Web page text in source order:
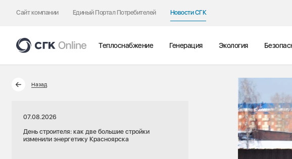
Сайт компании Единый Портал Потребителей Новости СГК
Теплоснабжение Генерация Экология
Назад
07.08.2026
День строителя: как две большие стройки
изменили энергетику Красноярска